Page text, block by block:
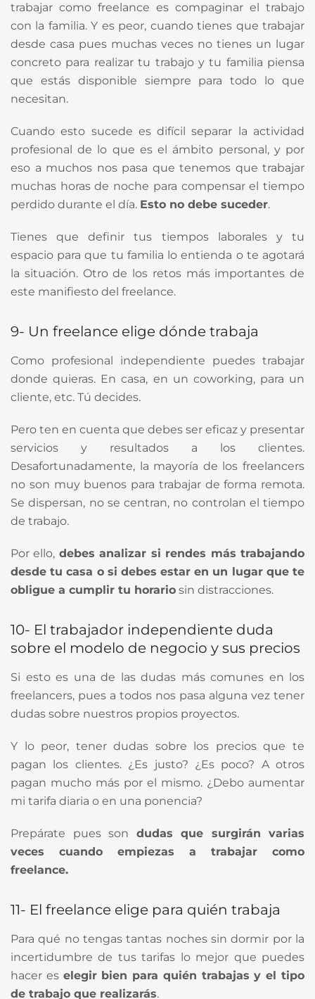
trabajar como freelance es compaginar el trabajo
con la familia. Y es peor, cuando tienes que trabajar
desde casa pues muchas veces no tienes un lugar
concreto para realizar tu trabajo y tu familia piensa
que estás disponible siempre para todo lo que
necesitan.
Cuando esto sucede es difícil separar la actividad
profesional de lo que es el ámbito personal, y por
eso a muchos nos pasa que tenemos que trabajar
muchas horas de noche para compensar el tiempo
perdido durante el día. Esto no debe suceder.
Tienes que definir tus tiempos laborales y tu
espacio para que tu familia lo entienda o te agotará
la situación. Otro de los retos más importantes de
este manifiesto del freelance.
9- Un freelance elige dónde trabaja
Como profesional independiente puedes trabajar
donde quieras. En casa, en un coworking, para un
cliente, etc. Tú decides.
Pero ten en cuenta que debes ser eficaz y presentar
servicios y resultados a los clientes.
Desafortunadamente, la mayoría de los freelancers
no son muy buenos para trabajar de forma remota.
Se dispersan, no se centran, no controlan el tiempo
de trabajo.
Por ello, debes analizar si rendes más trabajando
desde tu casa o si debes estar en un lugar que te
obligue a cumplir tu horario sin distracciones.
10- El trabajador independiente duda
sobre el modelo de negocio y sus precios
Si esto es una de las dudas más comunes en los
freelancers, pues a todos nos pasa alguna vez tener
dudas sobre nuestros propios proyectos.
Y lo peor, tener dudas sobre los precios que te
pagan los clientes. ¿Es justo? ¿Es poco? A otros
pagan mucho más por el mismo. ¿Debo aumentar
mi tarifa diaria o en una ponencia?
Prepárate pues son dudas que surgirán varias
veces cuando empiezas a trabajar como
freelance.
11- El freelance elige para quién trabaja
Para qué no tengas tantas noches sin dormir por la
incertidumbre de tus tarifas lo mejor que puedes
hacer es elegir bien para quién trabajas y el tipo
de trabajo que realizarás.